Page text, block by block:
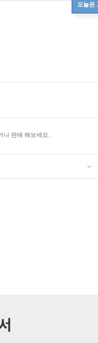
오늘은
나 판매 해보세요.